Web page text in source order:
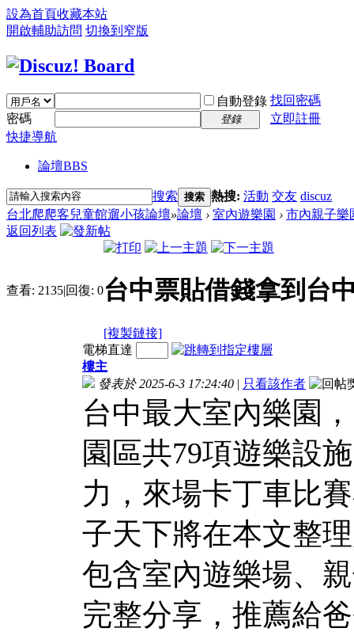
設為首頁收藏本站
開啟輔助訪問 切換到窄版
自動登錄 找回密碼
密碼
登錄
立即註冊
快捷導航
論壇BBS
搜索 搜索 熱搜: 活動 交友 discuz
台北爬爬客兒童館遛小孩論壇»論壇 › 室內遊樂園 › 市內親子樂
返回列表
查看: 2135|回復: 0台中票貼借錢拿到台
[複製鏈接]
電梯直達
樓主
發表於 2025-6-3 17:24:40 | 只看該作者
台中最大室內樂園
園區共79項遊樂設
力，來場卡丁車比
子天下將在本文整
包含室內遊樂場、
完整分享，推薦給